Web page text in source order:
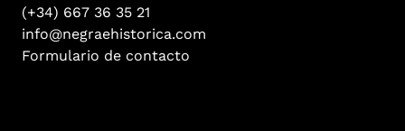
(+34) 667 36 35 21
info@negraehistorica.com
Formulario de contacto